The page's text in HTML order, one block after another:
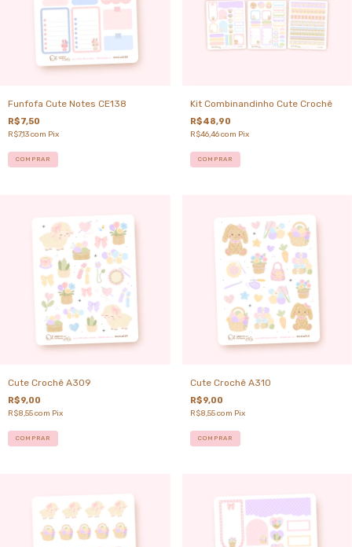
Funfofa Cute Notes CE138
R$7,50
R$7,13com Pix
COMPRAR
Kit Combinandinho Cute Crochê
R$48,90
R$46,46com Pix
COMPRAR
Cute Crochê A309
R$9,00
R$8,55com Pix
COMPRAR
Cute Crochê A310
R$9,00
R$8,55com Pix
COMPRAR